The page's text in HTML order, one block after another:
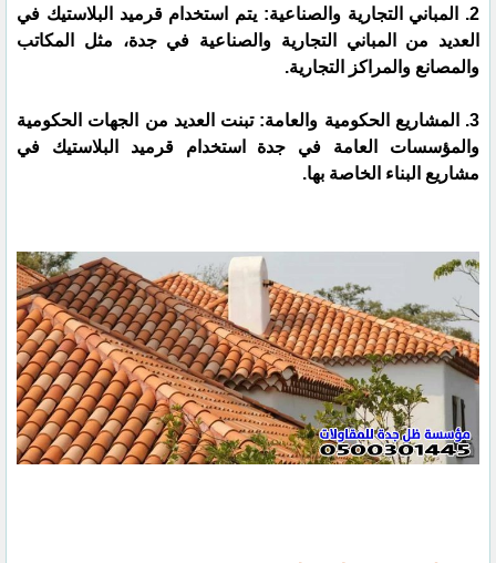
2. المباني التجارية والصناعية: يتم استخدام قرميد البلاستيك في
العديد من المباني التجارية والصناعية في جدة، مثل المكاتب
والمصانع والمراكز التجارية.
3. المشاريع الحكومية والعامة: تبنت العديد من الجهات الحكومية
والمؤسسات العامة في جدة استخدام قرميد البلاستيك في
مشاريع البناء الخاصة بها.